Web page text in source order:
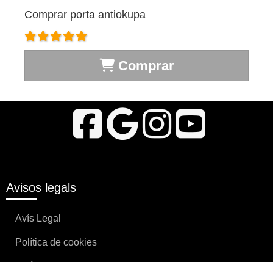
Comprar porta antiokupa
Comprar
Avisos legals
Avís Legal
Política de cookies